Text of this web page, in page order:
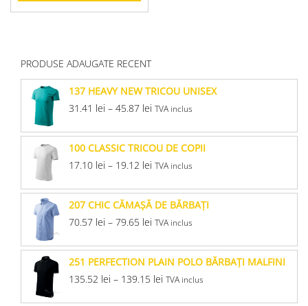
PRODUSE ADAUGATE RECENT
137 HEAVY NEW TRICOU UNISEX
31.41 lei – 45.87 lei TVA inclus
100 CLASSIC TRICOU DE COPII
17.10 lei – 19.12 lei TVA inclus
207 CHIC CĂMAŞĂ DE BĂRBAŢI
70.57 lei – 79.65 lei TVA inclus
251 PERFECTION PLAIN POLO BĂRBAŢI MALFINI
135.52 lei – 139.15 lei TVA inclus